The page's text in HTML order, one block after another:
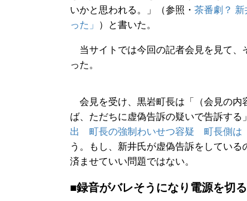
いかと思われる。」（参照・ 茶番劇？
った」
）と書いた。
当サイトでは今回の記者会見を見て、
った。
会見を受け、黒岩町長は「（会見の内
ば、ただちに虚偽告訴の疑いで告訴する
出 町長の強制わいせつ容疑 町長側は
う。もし、新井氏が虚偽告訴をしてい
済ませていい問題ではない。
■録音がバレそうになり電源を切る